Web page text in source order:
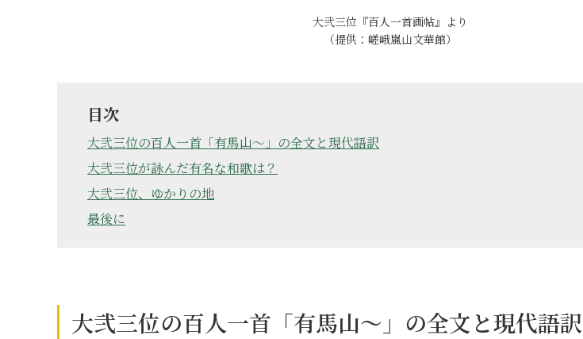
大弐三位『百人一首画帖』より
（提供：嵯峨嵐山文華館）
目次
大弐三位の百人一首「有馬山〜」の全文と現代語訳
大弐三位が詠んだ有名な和歌は？
大弐三位、ゆかりの地
最後に
大弐三位の百人一首「有馬山〜」の全文と現代語訳